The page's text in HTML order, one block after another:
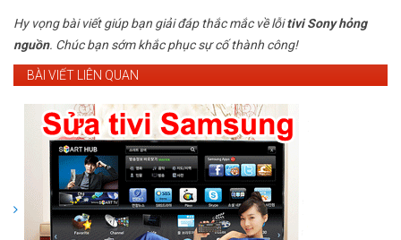
Hy vọng bài viết giúp bạn giải đáp thắc mắc về lỗitivi Sony hỏng
nguồn. Chúc bạn sớm khắc phục sự cố thành công!
BÀI VIẾT LIÊN QUAN